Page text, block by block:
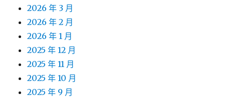
2026 年 3 月
2026 年 2 月
2026 年 1 月
2025 年 12 月
2025 年 11 月
2025 年 10 月
2025 年 9 月